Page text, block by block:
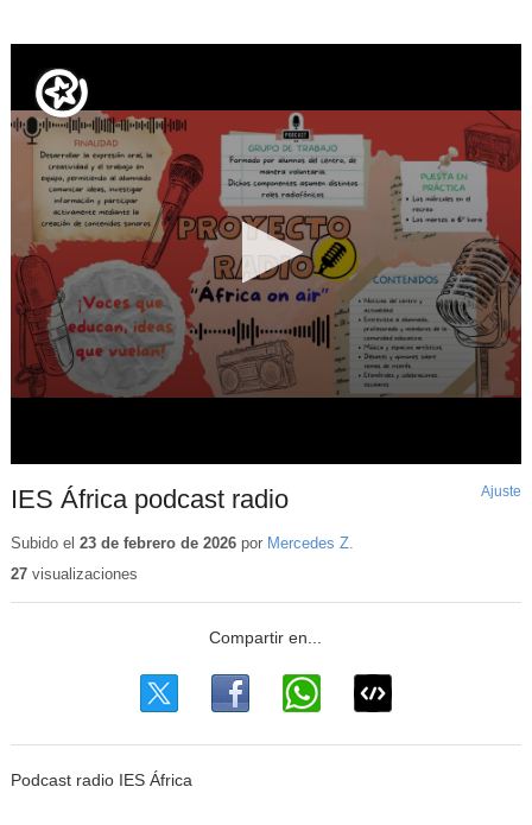
IES África podcast radio Ajuste
Subido el 23 de febrero de 2026por Mercedes Z.
27visualizaciones
Podcast radio IES África